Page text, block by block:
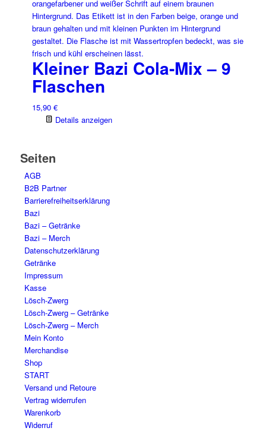
Kleiner Bazi Cola-Mix – 9
Flaschen
15,90 €
Details anzeigen
Seiten
AGB
B2B Partner
Barrierefreiheitserklärung
Bazi
Bazi – Getränke
Bazi – Merch
Datenschutzerklärung
Getränke
Impressum
Kasse
Lösch-Zwerg
Lösch-Zwerg – Getränke
Lösch-Zwerg – Merch
Mein Konto
Merchandise
Shop
START
Versand und Retoure
Vertrag widerrufen
Warenkorb
Widerruf